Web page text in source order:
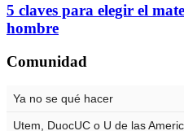
5 claves para elegir el
hombre
Comunidad